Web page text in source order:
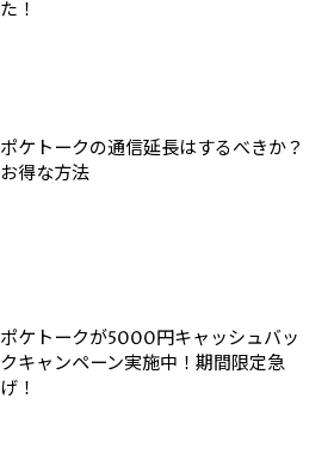
た！
ポケトークの通信延長はするべきか？
お得な方法
ポケトークが5000円キャッシュバッ
クキャンペーン実施中！期間限定急
げ！